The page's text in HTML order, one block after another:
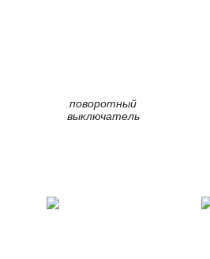
поворотный
выключатель